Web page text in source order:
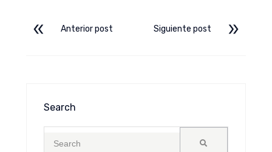
Anterior post Siguiente post
Search